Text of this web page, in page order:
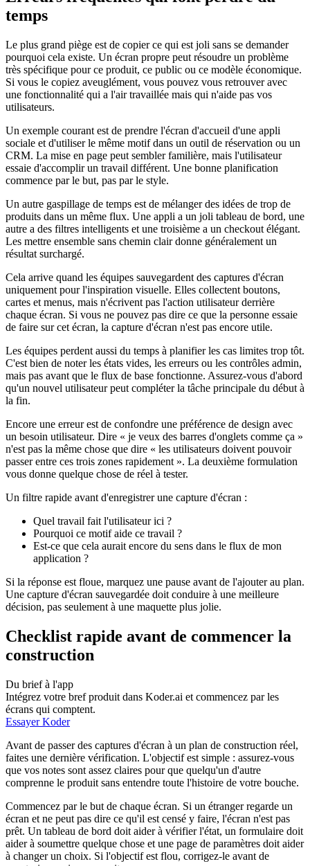
temps
Le plus grand piège est de copier ce qui est joli sans se demander
pourquoi cela existe. Un écran propre peut résoudre un problème
très spécifique pour ce produit, ce public ou ce modèle économique.
Si vous le copiez aveuglément, vous pouvez vous retrouver avec
une fonctionnalité qui a l'air travaillée mais qui n'aide pas vos
utilisateurs.
Un exemple courant est de prendre l'écran d'accueil d'une appli
sociale et d'utiliser le même motif dans un outil de réservation ou un
CRM. La mise en page peut sembler familière, mais l'utilisateur
essaie d'accomplir un travail différent. Une bonne planification
commence par le but, pas par le style.
Un autre gaspillage de temps est de mélanger des idées de trop de
produits dans un même flux. Une appli a un joli tableau de bord, une
autre a des filtres intelligents et une troisième a un checkout élégant.
Les mettre ensemble sans chemin clair donne généralement un
résultat surchargé.
Cela arrive quand les équipes sauvegardent des captures d'écran
uniquement pour l'inspiration visuelle. Elles collectent boutons,
cartes et menus, mais n'écrivent pas l'action utilisateur derrière
chaque écran. Si vous ne pouvez pas dire ce que la personne essaie
de faire sur cet écran, la capture d'écran n'est pas encore utile.
Les équipes perdent aussi du temps à planifier les cas limites trop tôt.
C'est bien de noter les états vides, les erreurs ou les contrôles admin,
mais pas avant que le flux de base fonctionne. Assurez-vous d'abord
qu'un nouvel utilisateur peut compléter la tâche principale du début à
la fin.
Encore une erreur est de confondre une préférence de design avec
un besoin utilisateur. Dire « je veux des barres d'onglets comme ça »
n'est pas la même chose que dire « les utilisateurs doivent pouvoir
passer entre ces trois zones rapidement ». La deuxième formulation
vous donne quelque chose de réel à tester.
Un filtre rapide avant d'enregistrer une capture d'écran :
Quel travail fait l'utilisateur ici ?
Pourquoi ce motif aide ce travail ?
Est-ce que cela aurait encore du sens dans le flux de mon
application ?
Si la réponse est floue, marquez une pause avant de l'ajouter au plan.
Une capture d'écran sauvegardée doit conduire à une meilleure
décision, pas seulement à une maquette plus jolie.
Checklist rapide avant de commencer la
construction
Du brief à l'app
Intégrez votre bref produit dans Koder.ai et commencez par les
écrans qui comptent.
Essayer Koder
Avant de passer des captures d'écran à un plan de construction réel,
faites une dernière vérification. L'objectif est simple : assurez-vous
que vos notes sont assez claires pour que quelqu'un d'autre
comprenne le produit sans entendre toute l'histoire de votre bouche.
Commencez par le but de chaque écran. Si un étranger regarde un
écran et ne peut pas dire ce qu'il est censé y faire, l'écran n'est pas
prêt. Un tableau de bord doit aider à vérifier l'état, un formulaire doit
aider à soumettre quelque chose et une page de paramètres doit aider
à changer un choix. Si l'objectif est flou, corrigez-le avant de